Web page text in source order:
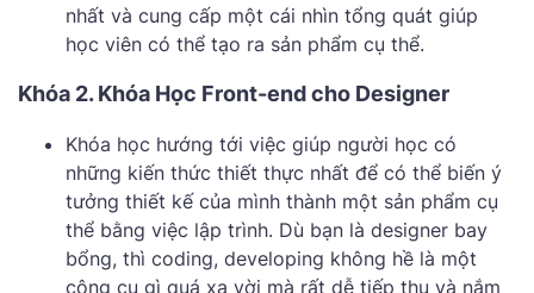
nhất và cung cấp một cái nhìn tổng quát giúp
học viên có thể tạo ra sản phẩm cụ thể.
Khóa 2. Khóa Học Front-end cho Designer
Khóa học hướng tới việc giúp người học có
những kiến thức thiết thực nhất để có thể biến ý
tưởng thiết kế của mình thành một sản phẩm cụ
thể bằng việc lập trình. Dù bạn là designer bay
bổng, thì coding, developing không hề là một
công cụ gì quá xa vời mà rất dễ tiếp thu và nắm